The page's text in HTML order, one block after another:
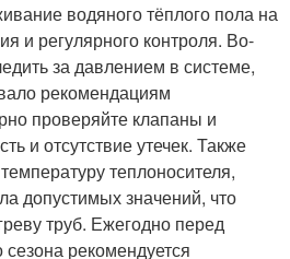
водяного тёплого пола на
и регулярного контроля. Во-
за давлением в системе,
рекомендациям
проверяйте клапаны и
и отсутствие утечек. Также
теплоносителя,
допустимых значений, что
труб. Ежегодно перед
рекомендуется